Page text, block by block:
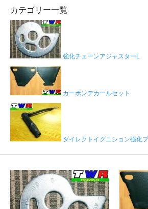
カテゴリー一覧
強化チェーンアジャスターL
カーボンデカールセット
ダイレクトイグニション強化